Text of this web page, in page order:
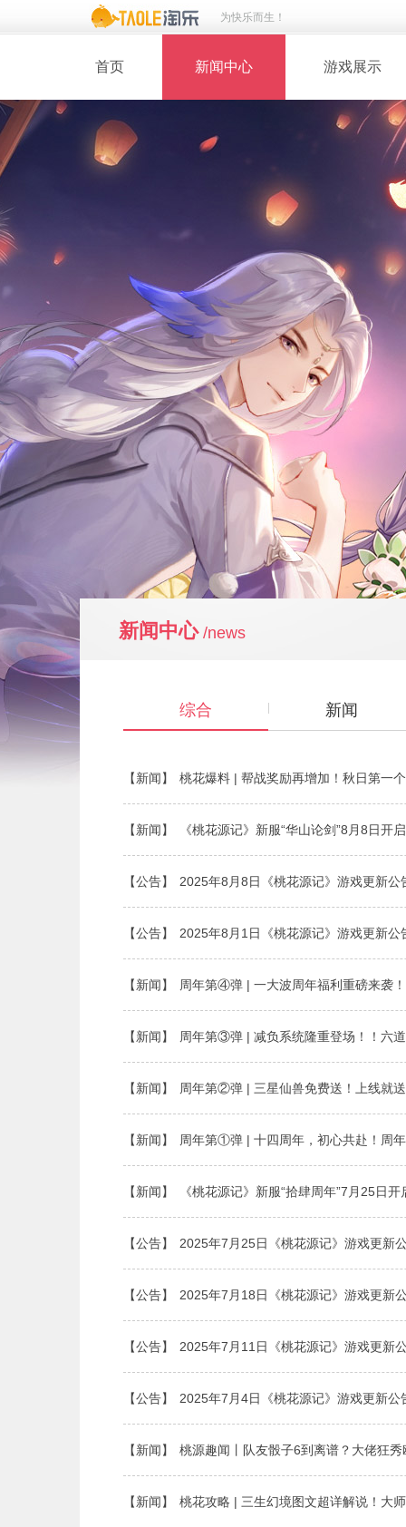
为快乐而生！
首页 新闻中心 游戏展示
· 维护公告
· 桃花美人
新闻中心 /news
综合 新闻
【新闻】 桃花爆料 | 帮战奖励再增加！秋日第一
【新闻】 《桃花源记》新服“华山论剑”8月8日开启
【公告】 2025年8月8日《桃花源记》游戏更新公
【公告】 2025年8月1日《桃花源记》游戏更新公
【新闻】 周年第④弹 | 一大波周年福利重磅来袭
【新闻】 周年第③弹 | 减负系统隆重登场！！六
【新闻】 周年第②弹 | 三星仙兽免费送！上线就
【新闻】 周年第①弹 | 十四周年，初心共赴！周
【新闻】 《桃花源记》新服“拾肆周年”7月25日开
【公告】 2025年7月25日《桃花源记》游戏更新
【公告】 2025年7月18日《桃花源记》游戏更新
【公告】 2025年7月11日《桃花源记》游戏更新
【公告】 2025年7月4日《桃花源记》游戏更新公
【新闻】 桃源趣闻丨队友骰子6到离谱？大佬狂
【新闻】 桃花攻略 | 三生幻境图文超详解说！大